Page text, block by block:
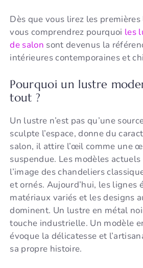
Dès que vous lirez les
vous comprendrez pourquoi les
de salon sont devenus la
intérieures contemporaines et
Pourquoi un lustre
tout ?
Un lustre n’est pas qu’une
sculpte l’espace, donne du
salon, il attire l’œil comme une
suspendue. Les modèles
l’image des chandeliers
et ornés. Aujourd’hui, les lignes
matériaux variés et les designs
dominent. Un lustre en métal
touche industrielle. Un modèle
évoque la délicatesse et
sa propre histoire.